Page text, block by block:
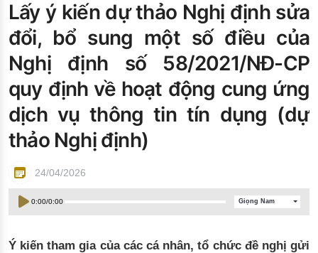
Đào tạo ISO
Lấy ý kiến dự thảo Nghị định sửa
đổi, bổ sung một số điều của
Nghị định số 58/2021/NĐ-CP
quy định về hoạt động cung ứng
dịch vụ thông tin tín dụng (dự
thảo Nghị định)
24/04/2026
0:00/0:00 Giọng Nam
Ý kiến tham gia của các cá nhân, tổ chức đề nghị gửi